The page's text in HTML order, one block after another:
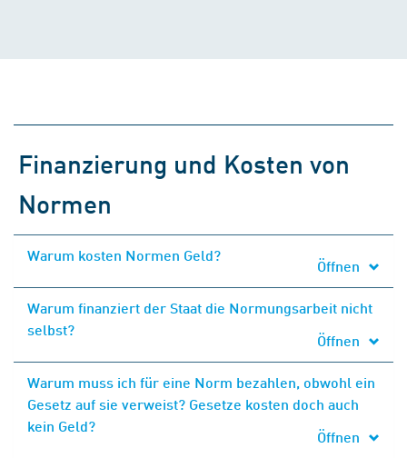
Finanzierung und Kosten von
Normen
Warum kosten Normen Geld?
Öffnen
Warum finanziert der Staat die Normungsarbeit nicht
selbst?
Öffnen
Warum muss ich für eine Norm bezahlen, obwohl ein
Gesetz auf sie verweist? Gesetze kosten doch auch
kein Geld?
Öffnen